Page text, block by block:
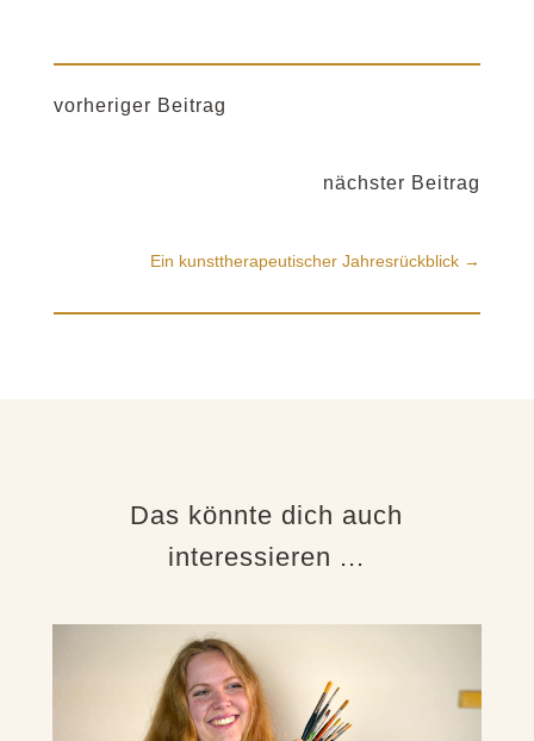
vorheriger Beitrag
nächster Beitrag
Ein kunsttherapeutischer Jahresrückblick →
Das könnte dich auch
interessieren ...